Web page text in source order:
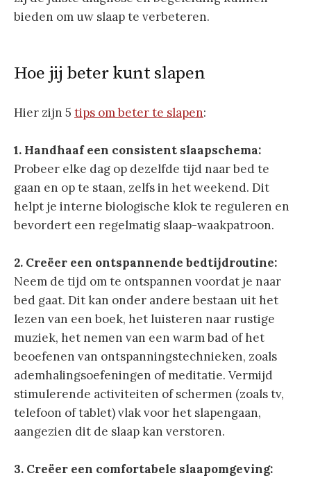
bieden om uw slaap te verbeteren.
Hoe jij beter kunt slapen
Hier zijn 5 tips om beter te slapen:
1. Handhaaf een consistent slaapschema:
Probeer elke dag op dezelfde tijd naar bed te
gaan en op te staan, zelfs in het weekend. Dit
helpt je interne biologische klok te reguleren en
bevordert een regelmatig slaap-waakpatroon.
2. Creëer een ontspannende bedtijdroutine:
Neem de tijd om te ontspannen voordat je naar
bed gaat. Dit kan onder andere bestaan uit het
lezen van een boek, het luisteren naar rustige
muziek, het nemen van een warm bad of het
beoefenen van ontspanningstechnieken, zoals
ademhalingsoefeningen of meditatie. Vermijd
stimulerende activiteiten of schermen (zoals tv,
telefoon of tablet) vlak voor het slapengaan,
aangezien dit de slaap kan verstoren.
3. Creëer een comfortabele slaapomgeving: